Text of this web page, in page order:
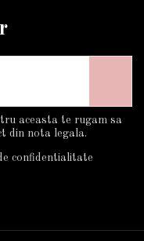
aceasta te rugam sa
din nota legala.
confidentialitate